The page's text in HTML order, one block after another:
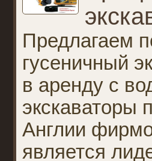
Предлагаем
гусеничный
в аренду с
экскаваторы
Англии
является